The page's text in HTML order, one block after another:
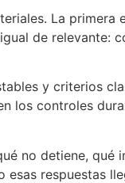
La primera
de relevante:
y criterios
los controles
no detiene, qué
respuestas